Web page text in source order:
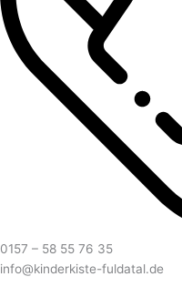
0157 – 58 55 76 35
info@kinderkiste-fuldatal.de